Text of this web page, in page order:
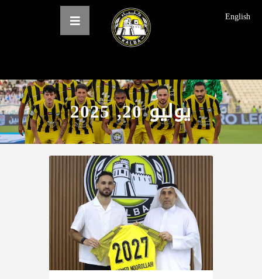
English
يوليو 20, 2025الرئيسية
عن النادي
فرق النادي
الاخبار
المعرض
حجز التذاكر
English